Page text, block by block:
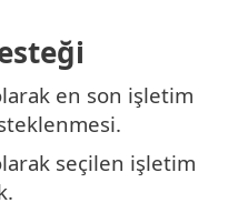
en son işletim
seçilen işletim